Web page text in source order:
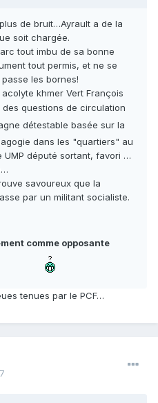
de bruit…Ayrault a de la
soit chargée.
tout imbu de sa bonne
tout permis, et ne se
les bornes!
khmer Vert François
questions de circulation
détestable basée sur la
dans les "quartiers" au
UMP député sortant, favori …
savoureux que la
par un militant socialiste.
comme opposante
tenues par le PCF…